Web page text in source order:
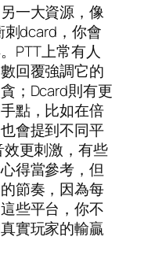
一大資源，像
dcard，你會
PTT上常有人
回覆強調它的
；Dcard則有更
點，比如在倍
會提到不同平
更刺激，有些
得當參考，但
節奏，因為每
些平台，你不
實玩家的輸贏